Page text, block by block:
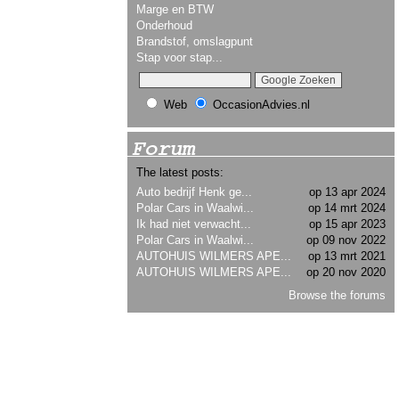
Marge en BTW
Onderhoud
Brandstof, omslagpunt
Stap voor stap...
Web OccasionAdvies.nl
Forum
The latest posts:
op 13 apr 2024
Auto bedrijf Henk ge...
op 14 mrt 2024
Polar Cars in Waalwi...
op 15 apr 2023
Ik had niet verwacht...
op 09 nov 2022
Polar Cars in Waalwi...
op 13 mrt 2021
AUTOHUIS WILMERS APE...
op 20 nov 2020
AUTOHUIS WILMERS APE...
Browse the forums